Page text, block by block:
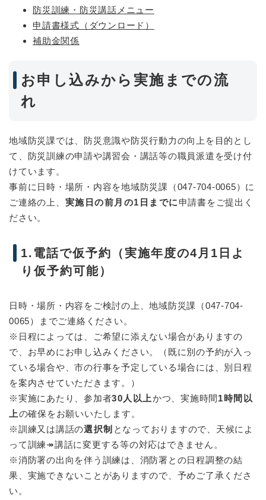
防災訓練・防災講話メニュー
申請書様式（ダウンロード）
補助金関係
お申し込みから実施までの流
れ
地域防災課では、防災意識や防災行動力の向上を目的とし
て、防災訓練の申請や講習会・講話等の職員派遣を受け付
けています。
事前に日時・場所・内容を地域防災課（047-704-0065）に
ご連絡の上、 実施日の前月の1日までに 申請書をご提出く
ださい。
1.電話で仮予約（実施年度の4月1日よ
り仮予約可能）
日時・場所・内容をご検討の上、地域防災課（047-704-
0065）までご連絡ください。
※日程によっては、ご希望に添えない場合がありますの
で、お早めにお申し込みください。（既に別の予約が入っ
ている場合や、市の行事を予定している場合には、別日程
を案内させていただきます。）
※実施にあたり、参加者30人以上かつ、実施時間1時間以
上の確保をお願いいたします。
※訓練又は講話の選択制 となっておりますので、天候によ
って訓練↠講話に変更する等の対応はできません。
※消防署の出向を伴う訓練は、消防署との日程調整の結
果、実施できないことがありますので、予めご了承くださ
い。